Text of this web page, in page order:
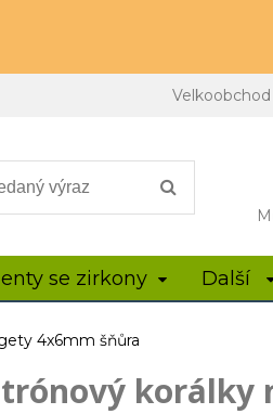
Velkoobchod
se zirkony Další
4x6mm šňůra
korálky